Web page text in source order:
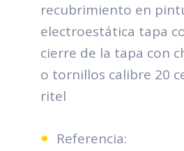
recubrimiento en
electroestática tapa
cierre de la tapa con
o tornillos calibre 20
ritel
Referencia: